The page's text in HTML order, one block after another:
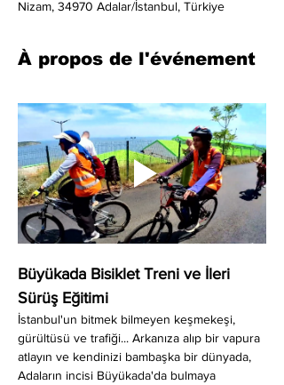
Nizam, 34970 Adalar/İstanbul, Türkiye
À propos de l'événement
Büyükada Bisiklet Treni ve İleri
Sürüş Eğitimi
İstanbul'un bitmek bilmeyen keşmekeşi,
gürültüsü ve trafiği... Arkanıza alıp bir vapura
atlayın ve kendinizi bambaşka bir dünyada,
Adaların incisi Büyükada'da bulmaya